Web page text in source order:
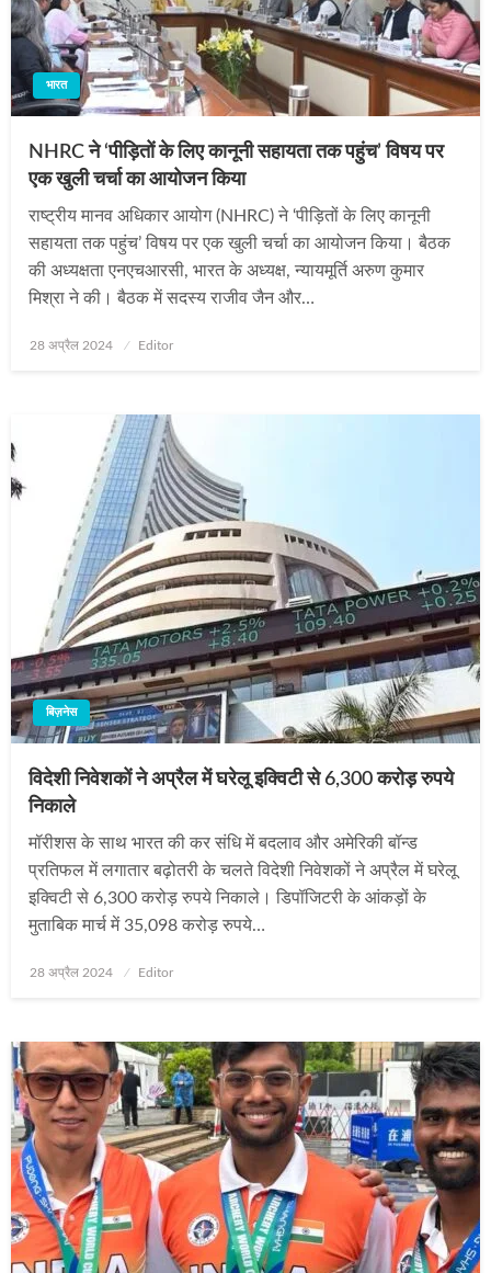
भारत
NHRC ने ‘पीड़ितों के लिए कानूनी सहायता तक पहुंच’ विषय पर
एक खुली चर्चा का आयोजन किया
राष्ट्रीय मानव अधिकार आयोग (NHRC) ने ‘पीड़ितों के लिए कानूनी
सहायता तक पहुंच’ विषय पर एक खुली चर्चा का आयोजन किया। बैठक
की अध्यक्षता एनएचआरसी, भारत के अध्यक्ष, न्यायमूर्ति अरुण कुमार
मिश्रा ने की। बैठक में सदस्य राजीव जैन और…
Posted
28 अप्रैल 2024 Editor
बिज़नेस
विदेशी निवेशकों ने अप्रैल में घरेलू इक्विटी से 6,300 करोड़ रुपये
निकाले
मॉरीशस के साथ भारत की कर संधि में बदलाव और अमेरिकी बॉन्ड
प्रतिफल में लगातार बढ़ोतरी के चलते विदेशी निवेशकों ने अप्रैल में घरेलू
इक्विटी से 6,300 करोड़ रुपये निकाले। डिपॉजिटरी के आंकड़ों के
मुताबिक मार्च में 35,098 करोड़ रुपये…
Posted
28 अप्रैल 2024 Editor